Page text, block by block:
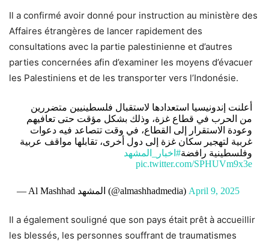
Il a confirmé avoir donné pour instruction au ministère des
Affaires étrangères de lancer rapidement des
consultations avec la partie palestinienne et d’autres
parties concernées afin d’examiner les moyens d’évacuer
les Palestiniens et de les transporter vers l’Indonésie.
أعلنت إندونيسيا استعدادها لاستقبال فلسطينيين متضررين
من الحرب في قطاع غزة، وذلك بشكل مؤقت حتى تعافيهم
وعودة الاستقرار إلى القطاع، في وقت تتصاعد فيه دعوات
غربية لتهجير سكان غزة إلى دول أخرى، تقابلها مواقف عربية
وفلسطينية رافضة#اخبار_المشهد
pic.twitter.com/SPHUVm9x3e
— Al Mashhad المشهد (@almashhadmedia) April 9, 2025
Il a également souligné que son pays était prêt à accueillir
les blessés, les personnes souffrant de traumatismes